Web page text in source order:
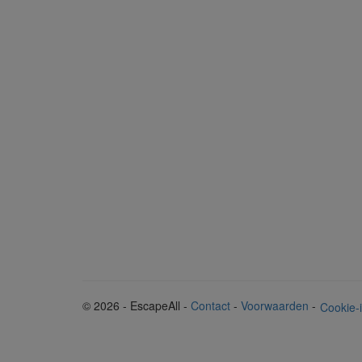
© 2026 - EscapeAll - Contact - Voorwaarden -